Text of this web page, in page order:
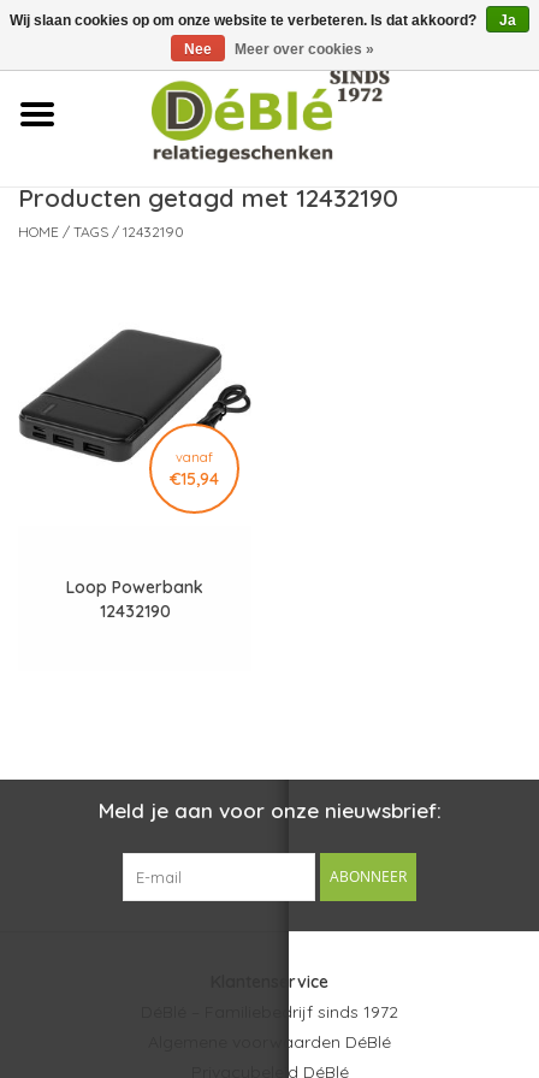
Over ons
Contact
Nieuws
Producten getagd met 12432190
HOME / TAGS / 12432190
vanaf
€15,94
Loop Powerbank
12432190
Meld je aan voor onze nieuwsbrief:
ABONNEER
Klantenservice
DéBlé – Familiebedrijf sinds 1972
Algemene voorwaarden DéBlé
Privacybeleid DéBlé
Wij slaan cookies op om onze website te verbeteren. Is dat akkoord?
Ja
Nee
Meer over cookies »